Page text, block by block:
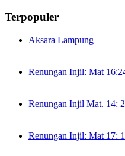
Terpopuler
Aksara Lampung
Renungan Injil: Mat
Renungan Injil Mat. 14:
Renungan Injil: Mat 17: